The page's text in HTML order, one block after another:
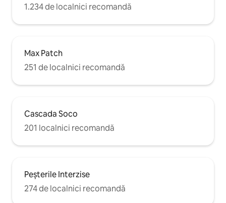
1.234 de localnici recomandă
Max Patch
251 de localnici recomandă
Cascada Soco
201 localnici recomandă
Peșterile Interzise
274 de localnici recomandă